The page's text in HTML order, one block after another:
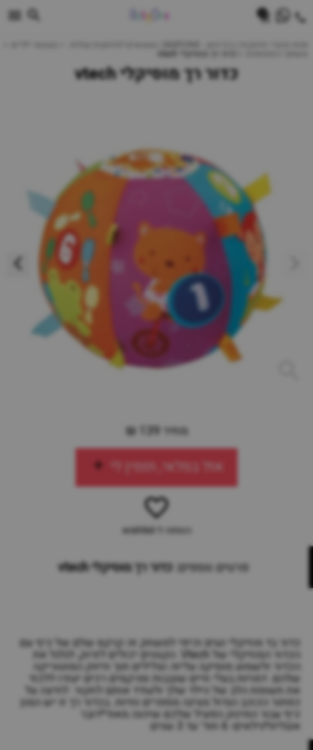
כדור רך מוסיקלי vtech
מחיר 139 ₪
אזל במלאי, תזמין לי
הוספה ל-wishlist
פרטים נוספים:כדור רך מוסיקלי vtech
כדור בד מוזיקלי נעים וכיפי למשחק זה קרקס שלם של כיף עם
הכדור המוזיקלי של Vtech. הקטנים יכולים לזרוק, לגלגל את
הכדור ולשמוע מוסיקה עליזה וצלילים תוך חיזוק המוטוריקה
שלהם. דמויות בעלי חיים שובבות ומרקמים רכים יעזרו ללכוד
את תשומת הלב של הילד שלך ולעודד אותם לחקור. לחיצה על
כפתור הכוכב הגדול מציגה מספרים וחיות. בכדור רך זו יש המון
כיף עבור התינוק הפעיל שלכם שיהנה מאוד*דובר
אנגלית*גילאים- 6 חוד' עד 3 שנים